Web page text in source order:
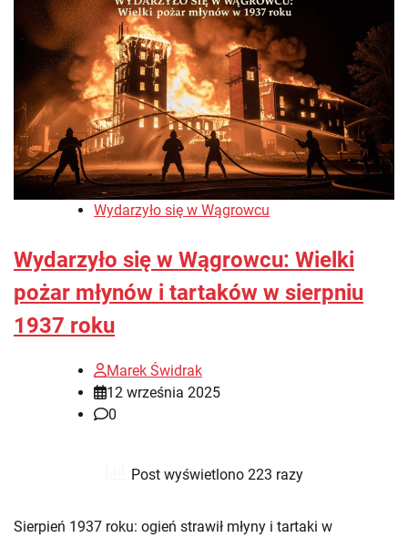
Wydarzyło się w Wągrowcu
Wydarzyło się w Wągrowcu: Wielki
pożar młynów i tartaków w sierpniu
1937 roku
Marek Świdrak
12 września 2025
0
Post wyświetlono 223 razy
Sierpień 1937 roku: ogień strawił młyny i tartaki w